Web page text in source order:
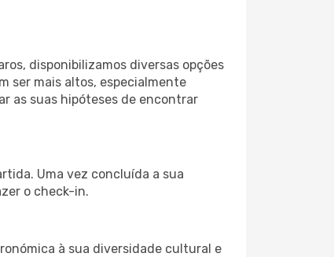
disponibilizamos diversas opções
ser mais altos, especialmente
as suas hipóteses de encontrar
Uma vez concluída a sua
o check-in.
à sua diversidade cultural e